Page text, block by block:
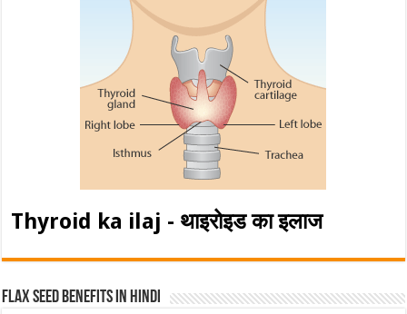
Thyroid ka ilaj - थाइरोइड का इलाज
Flax Seed Benefits in hindi